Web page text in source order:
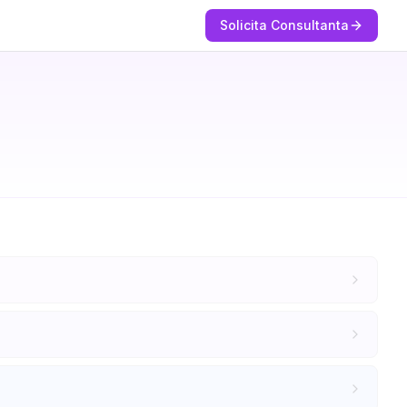
Solicita Consultanta